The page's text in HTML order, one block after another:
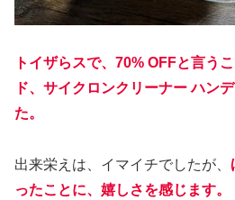
トイザらスで、70% OFFと言う
ド、サイクロンクリーナー ハン
た。
出来栄えは、イマイチでしたが、
ったことに、嬉しさを感じます。